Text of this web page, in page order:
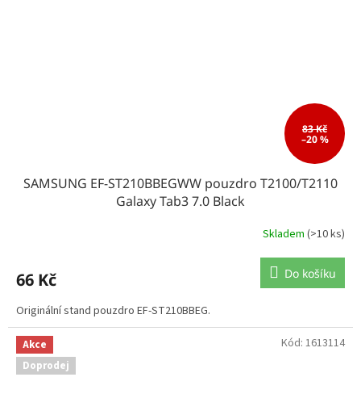
83 Kč
–20 %
SAMSUNG EF-ST210BBEGWW pouzdro T2100/T2110
Galaxy Tab3 7.0 Black
Skladem (>10 ks)
66 Kč Do košíku
Originální stand pouzdro EF-ST210BBEG.
Akce
Doprodej
Kód: 1613114